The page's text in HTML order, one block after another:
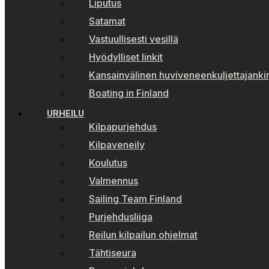
Liputus
Satamat
Vastuullisesti vesillä
Hyödylliset linkit
Kansainvälinen
Boating in Finland
URHEILU
Kilpapurjehdus
Kilpaveneily
Koulutus
Valmennus
Sailing Team Finland
Purjehdusliiga
Reilun kilpailun ohjelmat
Tähtiseura